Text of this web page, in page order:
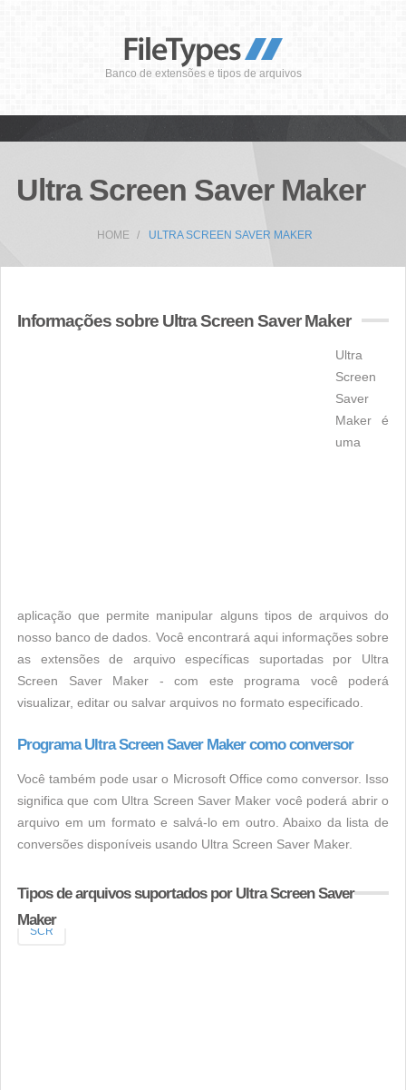
Banco de extensões e tipos de arquivos
Ultra Screen Saver Maker
HOME ULTRA SCREEN SAVER MAKER
Informações sobre Ultra Screen Saver Maker
Ultra
Screen
Saver
Maker é
uma
aplicação que permite manipular alguns tipos de arquivos do
nosso banco de dados. Você encontrará aqui informações sobre
as extensões de arquivo específicas suportadas por Ultra
Screen Saver Maker - com este programa você poderá
visualizar, editar ou salvar arquivos no formato especificado.
Programa Ultra Screen Saver Maker como conversor
Você também pode usar o Microsoft Office como conversor. Isso
significa que com Ultra Screen Saver Maker você poderá abrir o
arquivo em um formato e salvá-lo em outro. Abaixo da lista de
conversões disponíveis usando Ultra Screen Saver Maker.
Tipos de arquivos suportados por Ultra Screen Saver
Maker
SCR